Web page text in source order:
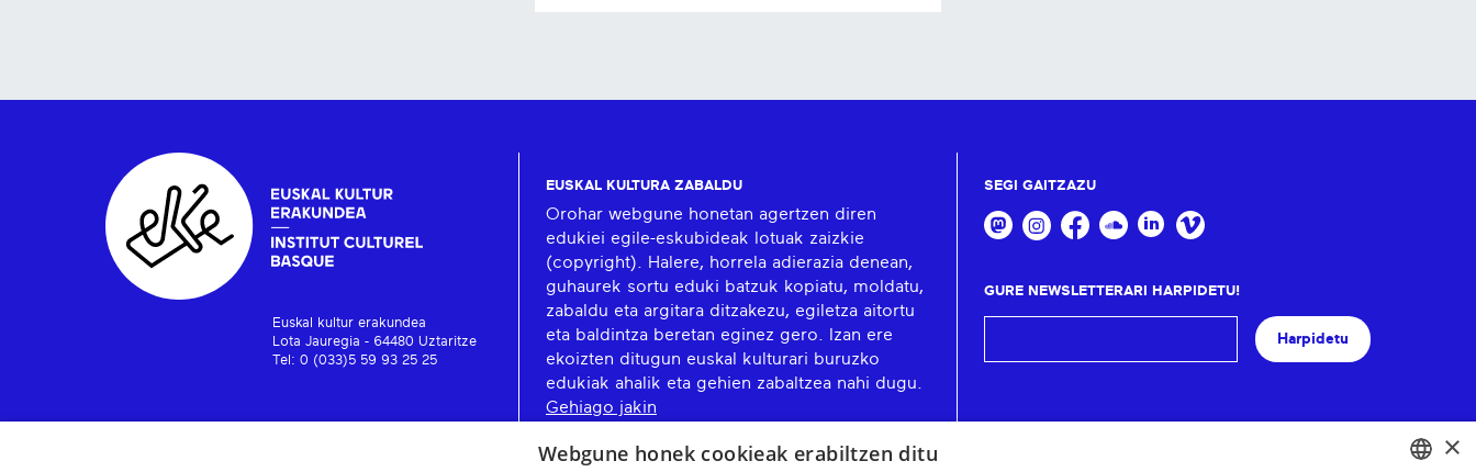
Euskal kultur erakundea
Lota Jauregia - 64480 Uztaritze
Tel: 0 (033)5 59 93 25 25
EUSKAL KULTURA ZABALDU
Orohar webgune honetan agertzen diren
edukiei egile-eskubideak lotuak zaizkie
(copyright). Halere, horrela adierazia denean,
guhaurek sortu eduki batzuk kopiatu, moldatu,
zabaldu eta argitara ditzakezu, egiletza aitortu
eta baldintza beretan eginez gero. Izan ere
ekoizten ditugun euskal kulturari buruzko
edukiak ahalik eta gehien zabaltzea nahi dugu.
Gehiago jakin
SEGI GAITZAZU
GURE NEWSLETTERARI HARPIDETU!
Harpidetu
×
Webgune honek cookieak erabiltzen ditu